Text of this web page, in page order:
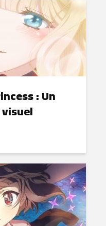
: Un